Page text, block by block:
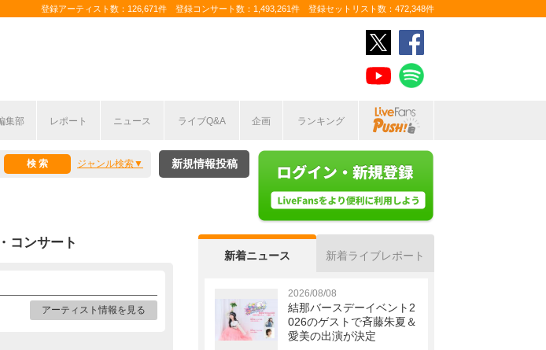
登録アーティスト数：126,671件 登録コンサート数：1,493,261件 登録セットリスト数：472,348件
集部 レポート ニュース ライブQ&A 企画 ランキング
ジャンル検索 新規情報投稿
コンサート
アーティスト情報を見る
新着ニュース 新着ライブレポート
2026/08/08
結那バースデーイベント2
026のゲストで斉藤朱夏＆
愛美の出演が決定